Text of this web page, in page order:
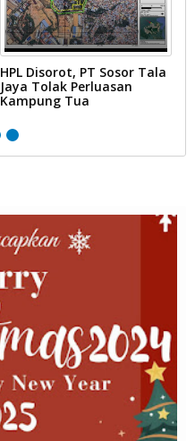
HPL Disorot, PT Sosor Tala
Jaya Tolak Perluasan
Kampung Tua